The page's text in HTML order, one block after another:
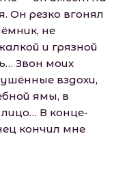
Он резко вгонял
не
и грязной
Звон моих
вздохи,
ямы, в
В конце-
кончил мне